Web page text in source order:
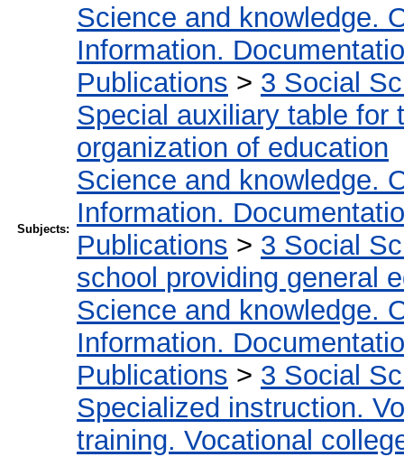
Subjects:
Science and knowledge.
Information.
Publications > 3 Social
Special auxiliary table for
organization of education
Science and knowledge.
Information.
Publications > 3 Social
school providing general
Science and knowledge.
Information.
Publications > 3 Social
Specialized instruction.
training. Vocational